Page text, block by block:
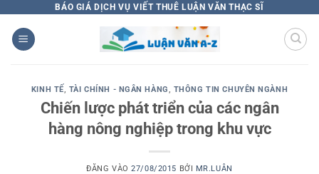
qua
nội
BÁO GIÁ DỊCH VỤ VIẾT THUÊ LUẬN VĂN THẠC SĨ
KINH TẾ, TÀI CHÍNH - NGÂN HÀNG, THÔNG TIN CHUYÊN NGÀNH
Chiến lược phát triển của các ngân
hàng nông nghiệp trong khu vực
ĐĂNG VÀO27/08/2015 BỞI MR.LUÂN